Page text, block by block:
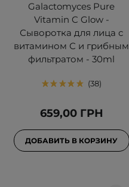
Galactomyces Pure
Vitamin C Glow -
Сыворотка для лица с
витамином С и грибным
фильтратом - 30ml
38
659,00 ГРН
ДОБАВИТЬ В КОРЗИНУ